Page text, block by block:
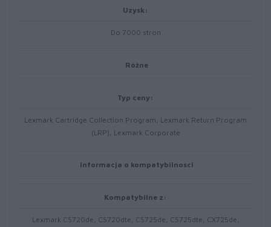
Uzysk:
Do 7000 stron
Różne
Typ ceny:
Lexmark Cartridge Collection Program, Lexmark Return Program
(LRP), Lexmark Corporate
Informacja o kompatybilnosci
Kompatybilne z:
Lexmark CS720de, CS720dte, CS725de, CS725dte, CX725de,